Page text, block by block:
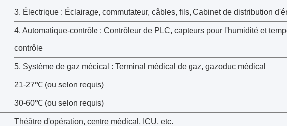
3. Électrique : Éclairage, commutateur, câbles, fils, Cabinet de distribution
4. Automatique-contrôle : Contrôleur de PLC, capteurs pour l'humidité et
contrôle
5. Système de gaz médical : Terminal médical de gaz, gazoduc médical
21-27℃ (ou selon requis)
30-60℃ (ou selon requis)
Théâtre d'opération, centre médical, ICU, etc.